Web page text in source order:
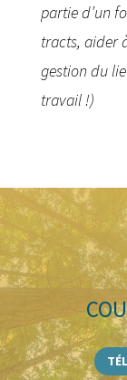
partie d’un
tracts, aider
gestion du
travail !)